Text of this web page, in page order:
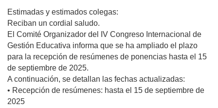
Estimadas y estimados colegas:
Reciban un cordial saludo.
El Comité Organizador del IV Congreso Internacional de
Gestión Educativa informa que se ha ampliado el plazo
para la recepción de resúmenes de ponencias hasta el 15
de septiembre de 2025.
A continuación, se detallan las fechas actualizadas:
• Recepción de resúmenes: hasta el 15 de septiembre de
2025